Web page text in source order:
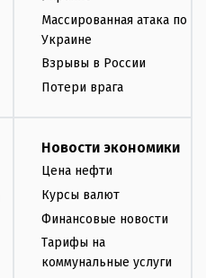
Массированная атака по
Украине
Взрывы в России
Потери врага
Новости экономики
Цена нефти
Курсы валют
Финансовые новости
Тарифы на
коммунальные услуги